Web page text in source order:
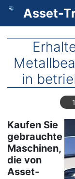
Direkt
Inhalt
Asset-
in
Kaufen Sie
gebrauchte
Maschinen,
die von
Asset-